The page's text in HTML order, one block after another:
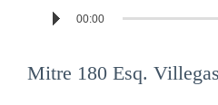
Reproductor
00:00
Mitre 180 Esq. Villegas